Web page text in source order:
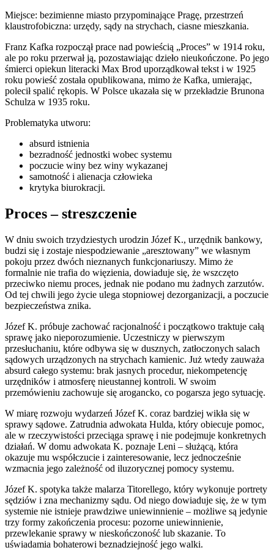
Miejsce: bezimienne miasto przypominające Pragę, przestrzeń
klaustrofobiczna: urzędy, sądy na strychach, ciasne mieszkania.
Franz Kafka rozpoczął prace nad powieścią „Proces” w 1914 roku,
ale po roku przerwał ją, pozostawiając dzieło nieukończone. Po jego
śmierci opiekun literacki Max Brod uporządkował tekst i w 1925
roku powieść została opublikowana, mimo że Kafka, umierając,
polecił spalić rękopis. W Polsce ukazała się w przekładzie Brunona
Schulza w 1935 roku.
Problematyka utworu:
absurd istnienia
bezradność jednostki wobec systemu
poczucie winy bez winy wykazanej
samotność i alienacja człowieka
krytyka biurokracji.
Proces – streszczenie
W dniu swoich trzydziestych urodzin Józef K., urzędnik bankowy,
budzi się i zostaje niespodziewanie „aresztowany” we własnym
pokoju przez dwóch nieznanych funkcjonariuszy. Mimo że
formalnie nie trafia do więzienia, dowiaduje się, że wszczęto
przeciwko niemu proces, jednak nie podano mu żadnych zarzutów.
Od tej chwili jego życie ulega stopniowej dezorganizacji, a poczucie
bezpieczeństwa znika.
Józef K. próbuje zachować racjonalność i początkowo traktuje całą
sprawę jako nieporozumienie. Uczestniczy w pierwszym
przesłuchaniu, które odbywa się w dusznych, zatłoczonych salach
sądowych urządzonych na strychach kamienic. Już wtedy zauważa
absurd całego systemu: brak jasnych procedur, niekompetencję
urzędników i atmosferę nieustannej kontroli. W swoim
przemówieniu zachowuje się arogancko, co pogarsza jego sytuację.
W miarę rozwoju wydarzeń Józef K. coraz bardziej wikła się w
sprawy sądowe. Zatrudnia adwokata Hulda, który obiecuje pomoc,
ale w rzeczywistości przeciąga sprawę i nie podejmuje konkretnych
działań. W domu adwokata K. poznaje Leni – służącą, która
okazuje mu współczucie i zainteresowanie, lecz jednocześnie
wzmacnia jego zależność od iluzorycznej pomocy systemu.
Józef K. spotyka także malarza Titorellego, który wykonuje portrety
sędziów i zna mechanizmy sądu. Od niego dowiaduje się, że w tym
systemie nie istnieje prawdziwe uniewinnienie – możliwe są jedynie
trzy formy zakończenia procesu: pozorne uniewinnienie,
przewlekanie sprawy w nieskończoność lub skazanie. To
uświadamia bohaterowi beznadziejność jego walki.